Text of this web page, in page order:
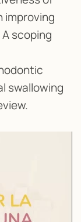
improving
scoping
swallowing